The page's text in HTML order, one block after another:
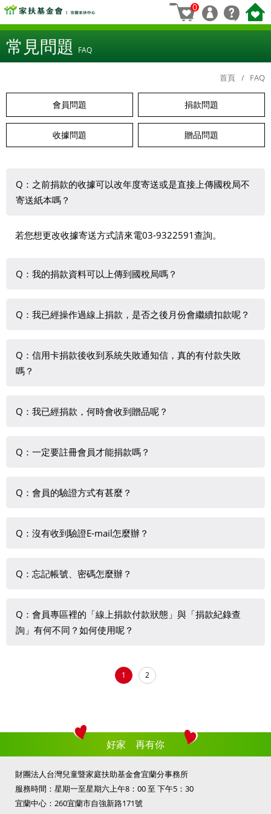
0
常見問題 FAQ
首頁 FAQ
會員問題 捐款問題
收據問題 贈品問題
Q：之前捐款的收據可以改年度寄送或是直接上傳國稅局不
寄送紙本嗎？
若您想更改收據寄送方式請來電03-9322591查詢。
Q：我的捐款資料可以上傳到國稅局嗎？
若須由本會上傳捐款資料至國稅局，請於捐款時留下您的身
Q：我已經操作過線上捐款，是否之後月份會繼續扣款呢？
若您選擇單次捐款，僅會扣款一次。
若您捐款時選擇定期定額扣款，將於您設定期間內每月請款
Q：信用卡捐款後收到系統失敗通知信，真的有付款失敗
嗎？
若您採信用卡線上付款，為維護捐款人持卡安全，付款皆於
箱。較常見的失敗原因為銀行發送的驗證碼填寫錯誤。請重
Q：我已經捐款，何時會收到贈品呢？
請見各贈品捐款專案中對於寄送時程的說明。
Q：一定要註冊會員才能捐款嗎？
非會員亦可捐款，但無法查詢付款狀態與查詢收據紀錄。若
登入會員)的付款狀態或其他管道捐款與認養資訊皆無法於線
Q：會員的驗證方式有甚麼？
採手機或E-mail驗證方式。
Q：沒有收到驗證E-mail怎麼辦？
若採E-mail驗證，可能因為您的郵件伺服器將驗證信歸至垃
Q：忘記帳號、密碼怎麼辦？
請到會員登入頁面中點選忘記帳號/忘記密碼。
Q：會員專區裡的「線上捐款付款狀態」與「捐款紀錄查
詢」有何不同？如何使用呢？
「線上捐款付款狀態」僅限於近三年內家扶線上捐款即時付
款狀態查詢，查詢區間以一年為限。您可直接查詢付款成功
查詢區間以一年為限。
查詢方式為選擇捐款日期後按下送出鍵，並請稍等，資料會
直接呈現於日期區間下方。
1 2
好家 再有你
財團法人台灣兒童暨家庭扶助基金會宜蘭分事務所
服務時間：星期一至星期六上午8：00 至 下午5：30
宜蘭中心：260宜蘭市自強新路171號